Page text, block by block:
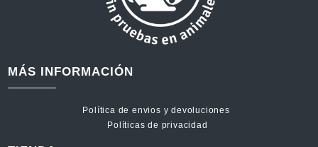
MÁS INFORMACIÓN
Política de envios y devoluciones
Políticas de privacidad